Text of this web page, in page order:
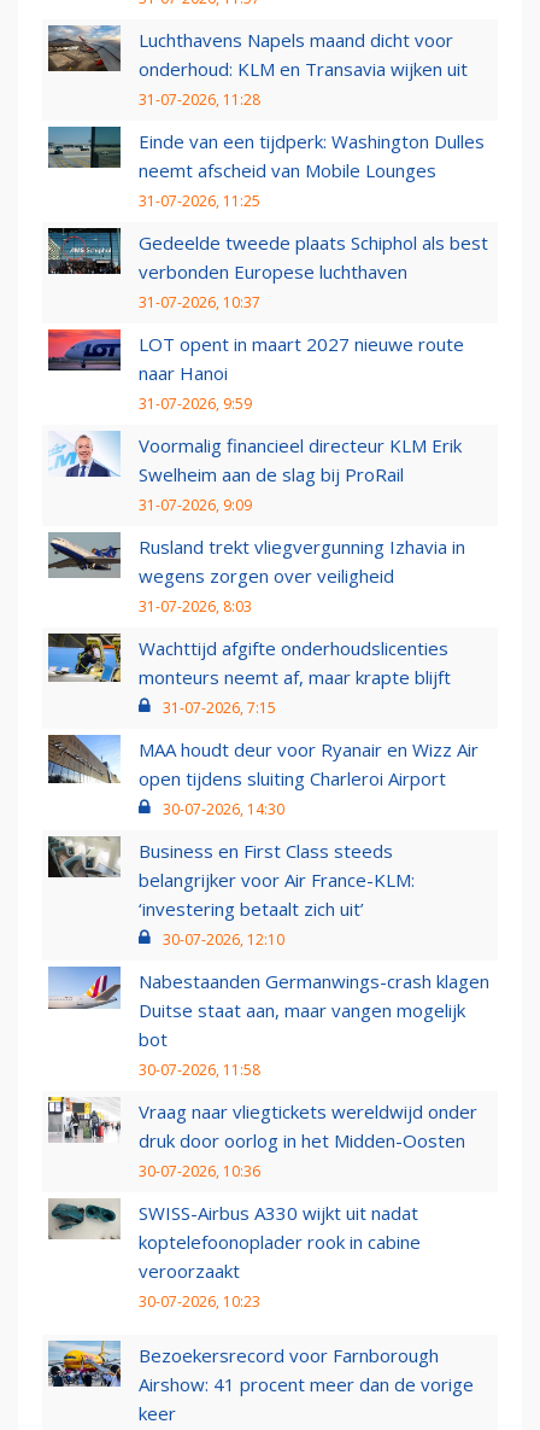
Luchthavens Napels maand dicht voor
onderhoud: KLM en Transavia wijken uit
31-07-2026, 11:28
Einde van een tijdperk: Washington Dulles
neemt afscheid van Mobile Lounges
31-07-2026, 11:25
Gedeelde tweede plaats Schiphol als best
verbonden Europese luchthaven
31-07-2026, 10:37
LOT opent in maart 2027 nieuwe route
naar Hanoi
31-07-2026, 9:59
Voormalig financieel directeur KLM Erik
Swelheim aan de slag bij ProRail
31-07-2026, 9:09
Rusland trekt vliegvergunning Izhavia in
wegens zorgen over veiligheid
31-07-2026, 8:03
Wachttijd afgifte onderhoudslicenties
monteurs neemt af, maar krapte blijft
31-07-2026, 7:15
MAA houdt deur voor Ryanair en Wizz Air
open tijdens sluiting Charleroi Airport
30-07-2026, 14:30
Business en First Class steeds
belangrijker voor Air France-KLM:
‘investering betaalt zich uit’
30-07-2026, 12:10
Nabestaanden Germanwings-crash klagen
Duitse staat aan, maar vangen mogelijk
bot
30-07-2026, 11:58
Vraag naar vliegtickets wereldwijd onder
druk door oorlog in het Midden-Oosten
30-07-2026, 10:36
SWISS-Airbus A330 wijkt uit nadat
koptelefoonoplader rook in cabine
veroorzaakt
30-07-2026, 10:23
Bezoekersrecord voor Farnborough
Airshow: 41 procent meer dan de vorige
keer